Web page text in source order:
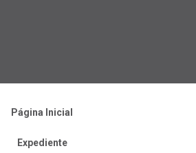
Página Inicial
Expediente